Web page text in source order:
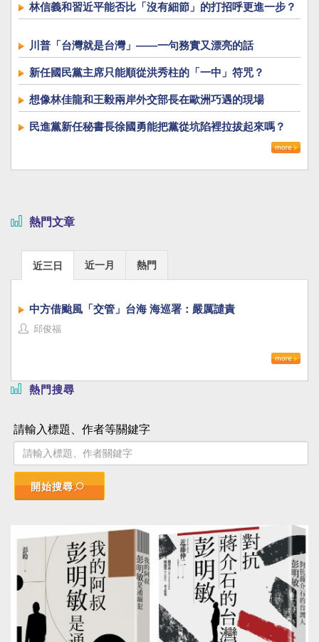
林信義和習近平能否比「沒有細節」的打招呼更進一步？
川普「台灣就是台灣」——一句務實又漂亮的話
新任國民黨主席只能順從洪秀柱的「一中」符咒？
想像林佳龍和王毅兩岸外交部長在歐洲巧遇的現場
民進黨新任秘書長徐國勇能把黨從坑陷裡拉拔起來嗎？
熱門文章
近三日 近一月 熱門
中方借颱風「交管」台海 海巡署：嚴厲譴責
邱俊福
熱門搜尋
請輸入標題、作者等關鍵字
開始搜尋